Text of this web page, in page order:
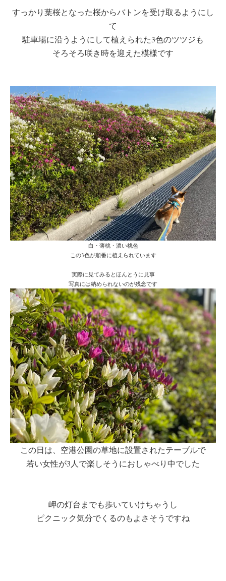
すっかり葉桜となった桜からバトンを受け取るようにし
て
駐車場に沿うようにして植えられた3色のツツジも
そろそろ咲き時を迎えた模様です
白・薄桃・濃い桃色
この3色が順番に植えられています
実際に見てみるとほんとうに見事
写真には納められないのが残念です
この日は、空港公園の草地に設置されたテーブルで
若い女性が3人で楽しそうにおしゃべり中でした
岬の灯台までも歩いていけちゃうし
ピクニック気分でくるのもよさそうですね